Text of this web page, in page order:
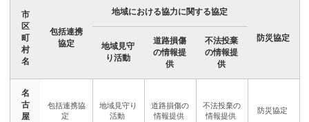
市
区
町
村
名
包括連携
協定
地域における協力に関する協定
防災協定
地域見守
り活動
道路損傷
の情報提
供
不法投棄
の情報提
供
名
古
屋